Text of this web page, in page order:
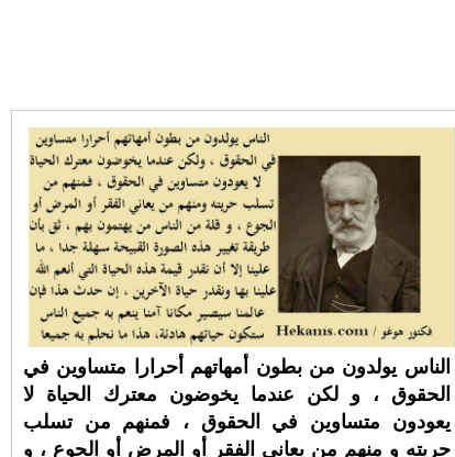
الناس يولدون من بطون أمهاتهم أحرارا متساوين في
الحقوق ، و لكن عندما يخوضون معترك الحياة لا
يعودون متساوين في الحقوق ، فمنهم من تسلب
حريته و منهم من يعاني الفقر أو المرض أو الجوع ، و